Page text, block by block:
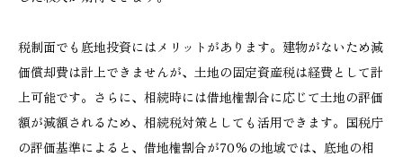
税制面でも底地投資にはメリットがあります。建物がないため減
価償却費は計上できませんが、土地の固定資産税は経費として計
上可能です。さらに、相続時には借地権割合に応じて土地の評価
額が減額されるため、相続税対策としても活用できます。国税庁
の評価基準によると、借地権割合が70%の地域では、底地の相